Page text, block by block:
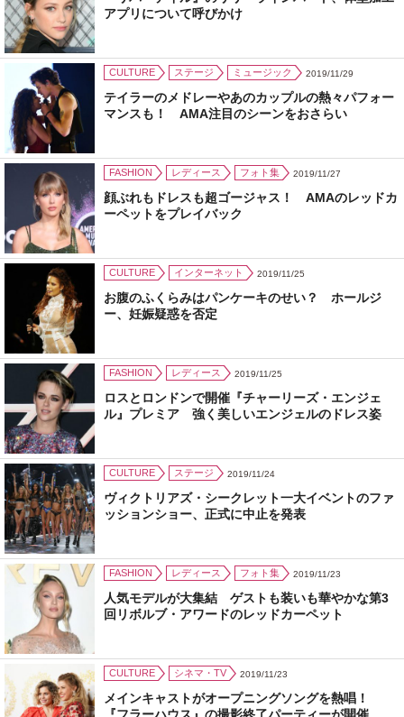
アプリについて呼びかけ
CULTURE ステージ ミュージック 2019/11/29
テイラーのメドレーやあのカップルの熱々パフォー
マンスも！ AMA注目のシーンをおさらい
FASHION レディース フォト集 2019/11/27
顔ぶれもドレスも超ゴージャス！ AMAのレッドカ
ーペットをプレイバック
CULTURE インターネット 2019/11/25
お腹のふくらみはパンケーキのせい？ ホールジ
ー、妊娠疑惑を否定
FASHION レディース 2019/11/25
ロスとロンドンで開催『チャーリーズ・エンジェ
ル』プレミア 強く美しいエンジェルのドレス姿
CULTURE ステージ 2019/11/24
ヴィクトリアズ・シークレット一大イベントのファ
ッションショー、正式に中止を発表
FASHION レディース フォト集 2019/11/23
人気モデルが大集結 ゲストも装いも華やかな第3
回リボルブ・アワードのレッドカーペット
CULTURE シネマ・TV 2019/11/23
メインキャストがオープニングソングを熱唱！